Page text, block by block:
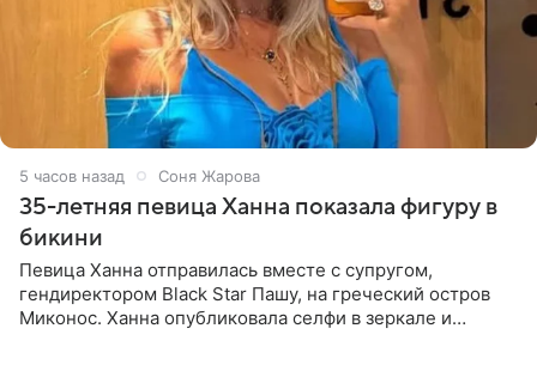
5 часов назад Соня Жарова
35-летняя певица Ханна показала фигуру в
бикини
Певица Ханна отправилась вместе с супругом,
гендиректором Black Star Пашу, на греческий остров
Миконос. Ханна опубликовала селфи в зеркале и